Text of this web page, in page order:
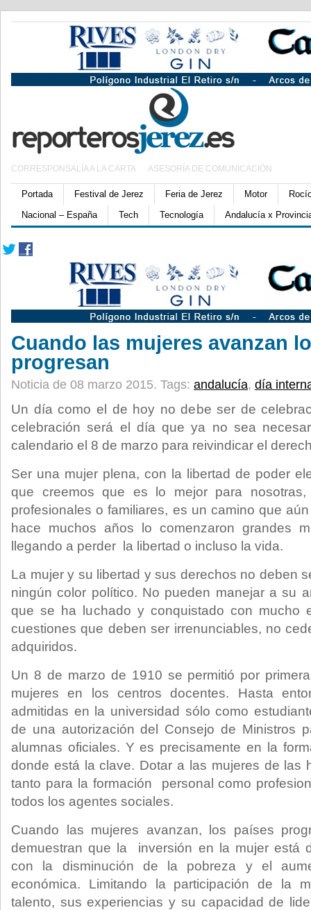
CORRESPONSALÍA A LA CARTA ASESORÍA DE COMUNICACIÓN
Portada Festival de Jerez Feria de Jerez Motor
Nacional – España
Tech Tecnología Andalucía x
Cuando las mujeres avanzan
progresan
Noticia de 08 marzo 2015. Tags: andalucía, día
Un día como el de hoy no debe ser de
celebración será el día que ya no sea
calendario el 8 de marzo para reivindicar el
Ser una mujer plena, con la libertad de poder
que creemos que es lo mejor para nosotras,
profesionales o familiares, es un camino que
hace muchos años lo comenzaron grandes
llegando a perder la libertad o incluso la vida.
La mujer y su libertad y sus derechos no deben
ningún color político. No pueden manejar a su
que se ha luchado y conquistado con mucho
cuestiones que deben ser irrenunciables, no
adquiridos.
Un 8 de marzo de 1910 se permitió por
mujeres en los centros docentes. Hasta
admitidas en la universidad sólo como
de una autorización del Consejo de Ministros
alumnas oficiales. Y es precisamente en la
donde está la clave. Dotar a las mujeres de las
tanto para la formación personal como
todos los agentes sociales.
Cuando las mujeres avanzan, los países
demuestran que la inversión en la mujer está
con la disminución de la pobreza y el
económica. Limitando la participación de la
talento, sus experiencias y su capacidad de